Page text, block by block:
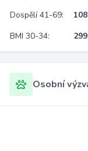
Dospělí 41-69:
BMI 30-34:
Osobní